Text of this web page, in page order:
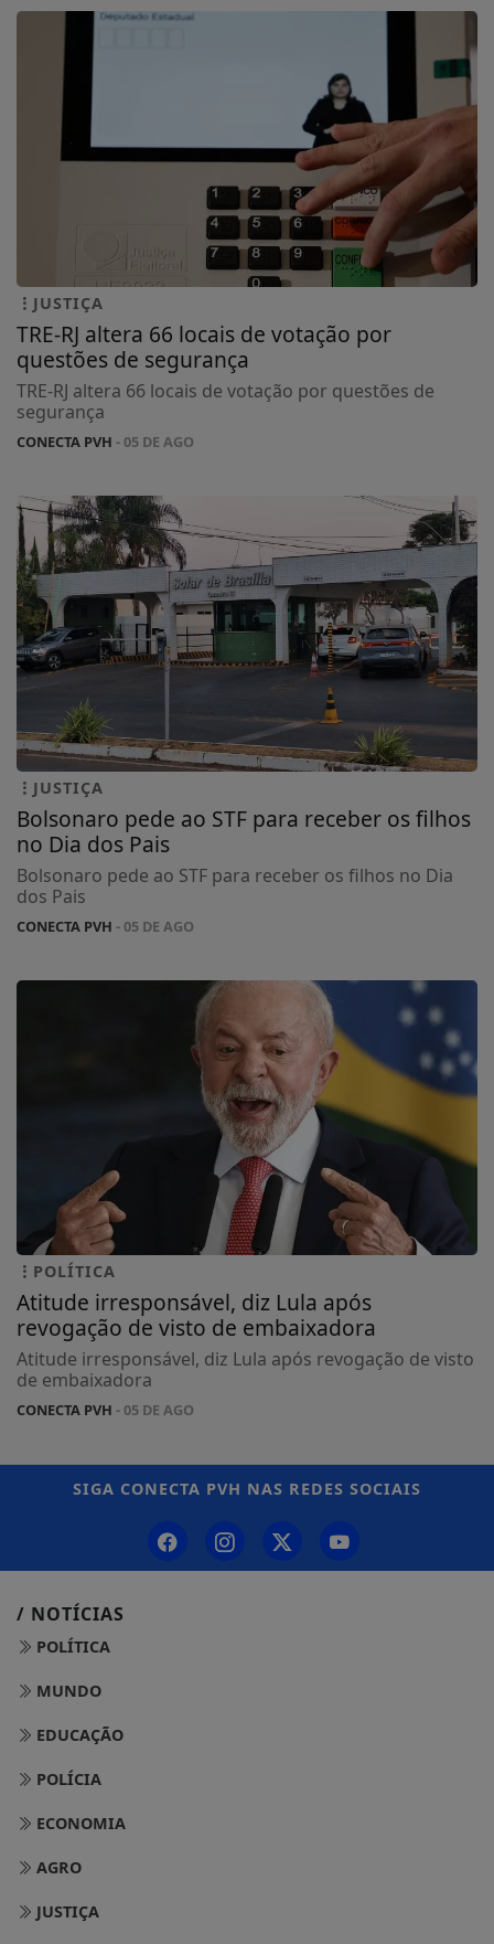
JUSTIÇA
TRE-RJ altera 66 locais de votação por
questões de segurança
TRE-RJ altera 66 locais de votação por questões de
segurança
CONECTA PVH - 05 DE AGO
JUSTIÇA
Bolsonaro pede ao STF para receber os filhos
no Dia dos Pais
Bolsonaro pede ao STF para receber os filhos no Dia
dos Pais
CONECTA PVH - 05 DE AGO
POLÍTICA
Atitude irresponsável, diz Lula após
revogação de visto de embaixadora
Atitude irresponsável, diz Lula após revogação de visto
de embaixadora
CONECTA PVH - 05 DE AGO
SIGA CONECTA PVH NAS REDES SOCIAIS
/ NOTÍCIAS
POLÍTICA
MUNDO
EDUCAÇÃO
POLÍCIA
ECONOMIA
AGRO
JUSTIÇA